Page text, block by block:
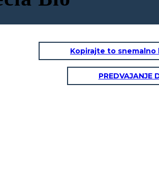
Kopirajte to snemalno
PREDVAJANJE